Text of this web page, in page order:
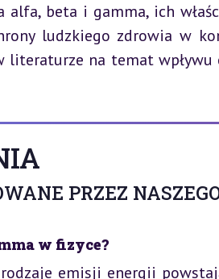
beta i gamma, ich
ludzkiego zdrowia w
na temat wpływu
PRZEZ
w fizyce?
emisji energii